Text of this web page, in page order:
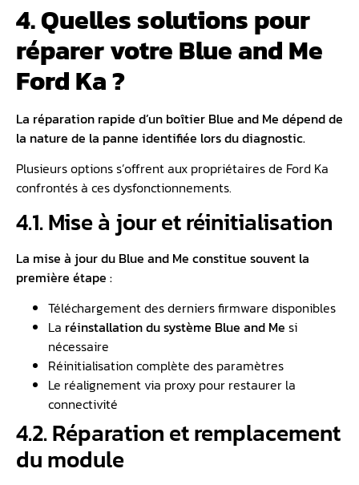
4. Quelles solutions pour
réparer votre Blue and Me
Ford Ka ?
La réparation rapide d’un boîtier Blue and Me dépend de
la nature de la panne identifiée lors du diagnostic.
Plusieurs options s’offrent aux propriétaires de Ford Ka
confrontés à ces dysfonctionnements.
4.1. Mise à jour et réinitialisation
La mise à jour du Blue and Me constitue souvent la
première étape :
Téléchargement des derniers firmware disponibles
La réinstallation du système Blue and Me si
nécessaire
Réinitialisation complète des paramètres
Le réalignement via proxy pour restaurer la
connectivité
4.2. Réparation et remplacement
du module